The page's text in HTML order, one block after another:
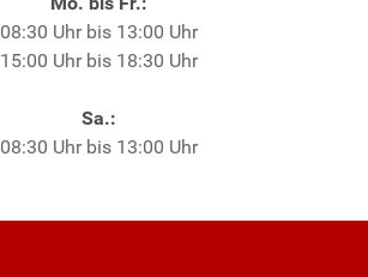
08:30 Uhr bis 13:00 Uhr
15:00 Uhr bis 18:30 Uhr
Sa.:
08:30 Uhr bis 13:00 Uhr